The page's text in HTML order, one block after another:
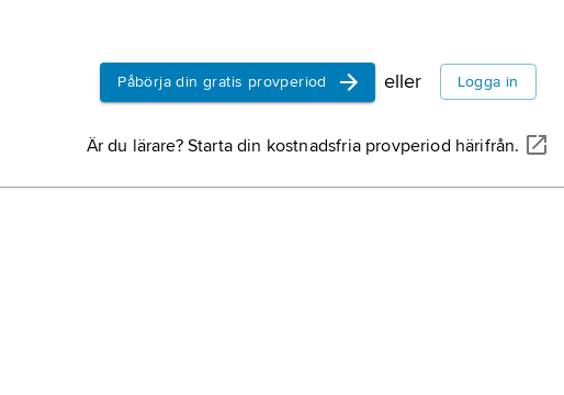
Påbörja din gratis provperiod eller Logga in
Är du lärare? Starta din kostnadsfria provperiod härifrån.